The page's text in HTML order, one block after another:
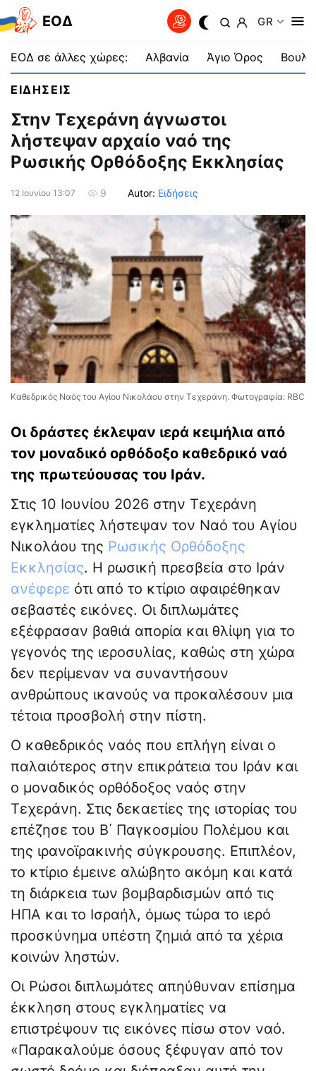
EOΔ GR
ΕΟΔ σε άλλες χώρες: Αλβανία Άγιο Όρος
ΕΙΔΗΣΕΙΣ
Στην Τεχεράνη άγνωστοι
λήστεψαν αρχαίο ναό της
Ρωσικής Ορθόδοξης Εκκλησίας
12 Ιουνίου 13:07 9 Autor: Ειδήσεις
Καθεδρικός Ναός του Αγίου Νικολάου στην Τεχεράνη. Φωτογραφία: RBC
Οι δράστες έκλεψαν ιερά κειμήλια από
τον μοναδικό ορθόδοξο καθεδρικό ναό
της πρωτεύουσας του Ιράν.
Στις 10 Ιουνίου 2026 στην Τεχεράνη
εγκληματίες λήστεψαν τον Ναό του Αγίου
Νικολάου της Ρωσικής Ορθόδοξης
Εκκλησίας. Η ρωσική πρεσβεία στο Ιράν
ανέφερε ότι από το κτίριο αφαιρέθηκαν
σεβαστές εικόνες. Οι διπλωμάτες
εξέφρασαν βαθιά απορία και θλίψη για το
γεγονός της ιεροσυλίας, καθώς στη χώρα
δεν περίμεναν να συναντήσουν
ανθρώπους ικανούς να προκαλέσουν μια
τέτοια προσβολή στην πίστη.
Ο καθεδρικός ναός που επλήγη είναι ο
παλαιότερος στην επικράτεια του Ιράν και
ο μοναδικός ορθόδοξος ναός στην
Τεχεράνη. Στις δεκαετίες της ιστορίας του
επέζησε του Β΄ Παγκοσμίου Πολέμου και
της ιρανοϊρακινής σύγκρουσης. Επιπλέον,
το κτίριο έμεινε αλώβητο ακόμη και κατά
τη διάρκεια των βομβαρδισμών από τις
ΗΠΑ και το Ισραήλ, όμως τώρα το ιερό
προσκύνημα υπέστη ζημιά από τα χέρια
κοινών ληστών.
Οι Ρώσοι διπλωμάτες απηύθυναν επίσημα
έκκληση στους εγκληματίες να
επιστρέψουν τις εικόνες πίσω στον ναό.
«Παρακαλούμε όσους ξέφυγαν από τον